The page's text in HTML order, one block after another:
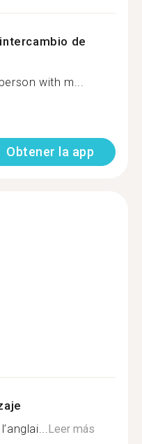
de
with m...
Obtener la app
Leer más